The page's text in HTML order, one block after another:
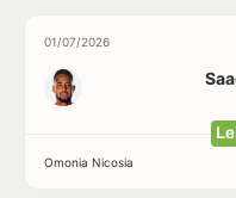
01/07/2026
Omonia Nicosia